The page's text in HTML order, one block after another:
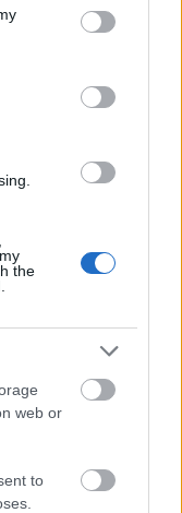
You may click to
party tags to
in below Google
the
web or
to
hatoanyag,
a
elnevezett
a dolognak,
változat.
gyógyítás címén
meglévő
akkor tkp mi
is?